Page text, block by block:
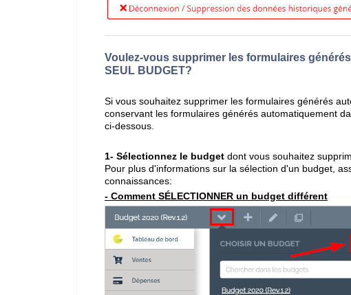
Voulez-vous supprimer les formulaires
SEUL BUDGET?
Si vous souhaitez supprimer les formulaires générés
conservant les formulaires générés automatiquement
ci-dessous.
1- Sélectionnez le budget dont vous souhaitez
Pour plus d'informations sur la sélection d'un budget,
connaissances:
- Comment SÉLECTIONNER un budget différent